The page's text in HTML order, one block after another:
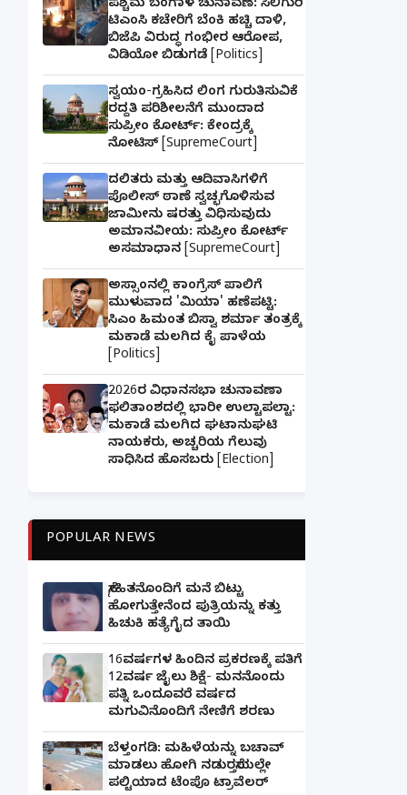
ಪಶ್ಚಿಮ ಬಂಗಾಳ ಚುನಾವಣೆ: ಸಿಲಿಗುರಿ
ಟಿಎಂಸಿ ಕಚೇರಿಗೆ ಬೆಂಕಿ ಹಚ್ಚಿ ದಾಳಿ,
ಬಿಜೆಪಿ ವಿರುದ್ಧ ಗಂಭೀರ ಆರೋಪ,
ವಿಡಿಯೋ ಬಿಡುಗಡೆ [Politics]
ಸ್ವಯಂ-ಗ್ರಹಿಸಿದ ಲಿಂಗ ಗುರುತಿಸುವಿಕೆ
ರದ್ದತಿ ಪರಿಶೀಲನೆಗೆ ಮುಂದಾದ
ಸುಪ್ರೀಂ ಕೋರ್ಟ್: ಕೇಂದ್ರಕ್ಕೆ
ನೋಟಿಸ್ [SupremeCourt]
ದಲಿತರು ಮತ್ತು ಆದಿವಾಸಿಗಳಿಗೆ
ಪೊಲೀಸ್ ಠಾಣೆ ಸ್ವಚ್ಛಗೊಳಿಸುವ
ಜಾಮೀನು ಷರತ್ತು ವಿಧಿಸುವುದು
ಅಮಾನವೀಯ: ಸುಪ್ರೀಂ ಕೋರ್ಟ್
ಅಸಮಾಧಾನ [SupremeCourt]
ಅಸ್ಸಾಂನಲ್ಲಿ ಕಾಂಗ್ರೆಸ್ ಪಾಲಿಗೆ
ಮುಳುವಾದ 'ಮಿಯಾ' ಹಣೆಪಟ್ಟಿ:
ಸಿಎಂ ಹಿಮಂತ ಬಿಸ್ವಾ ಶರ್ಮಾ ತಂತ್ರಕ್ಕೆ
ಮಕಾಡೆ ಮಲಗಿದ ಕೈ ಪಾಳೆಯ
[Politics]
2026ರ ವಿಧಾನಸಭಾ ಚುನಾವಣಾ
ಫಲಿತಾಂಶದಲ್ಲಿ ಭಾರೀ ಉಲ್ಟಾಪಲ್ಟಾ:
ಮಕಾಡೆ ಮಲಗಿದ ಘಟಾನುಘಟಿ
ನಾಯಕರು, ಅಚ್ಚರಿಯ ಗೆಲುವು
ಸಾಧಿಸಿದ ಹೊಸಬರು [Election]
POPULAR NEWS
ಸ್ನೇಹಿತನೊಂದಿಗೆ ಮನೆ ಬಿಟ್ಟು
ಹೋಗುತ್ತೇನೆಂದ ಪುತ್ರಿಯನ್ನು ಕತ್ತು
ಹಿಚುಕಿ ಹತ್ಯೆಗೈದ ತಾಯಿ
16ವರ್ಷಗಳ ಹಿಂದಿನ ಪ್ರಕರಣಕ್ಕೆ ಪತಿಗೆ
12ವರ್ಷ ಜೈಲು ಶಿಕ್ಷೆ- ಮನನೊಂದು
ಪತ್ನಿ ಒಂದೂವರೆ ವರ್ಷದ
ಮಗುವಿನೊಂದಿಗೆ ನೇಣಿಗೆ ಶರಣು
ಬೆಳ್ತಂಗಡಿ: ಮಹಿಳೆಯನ್ನು ಬಚಾವ್
ಮಾಡಲು ಹೋಗಿ ನಡುರಸ್ತೆಯಲ್ಲೇ
ಪಲ್ಟಿಯಾದ ಟೆಂಪೊ ಟ್ರಾವೆಲರ್